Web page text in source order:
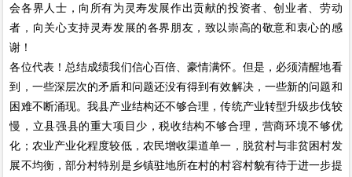
会各界人士，向所有为灵寿发展作出贡献的投资者、创业者、劳动
者，向关心支持灵寿发展的各界朋友，致以崇高的敬意和衷心的感
谢！
各位代表！总结成绩我们信心百倍、豪情满怀。但是，必须清醒地看
到，一些深层次的矛盾和问题还没有得到有效解决，一些新的问题和
困难不断涌现。我县产业结构还不够合理，传统产业转型升级步伐较
慢，立县强县的重大项目少，税收结构不够合理，营商环境不够优
化；农业产业化程度较低，农民增收渠道单一，脱贫村与非贫困村发
展不均衡，部分村特别是乡镇驻地所在村的村容村貌有待于进一步提